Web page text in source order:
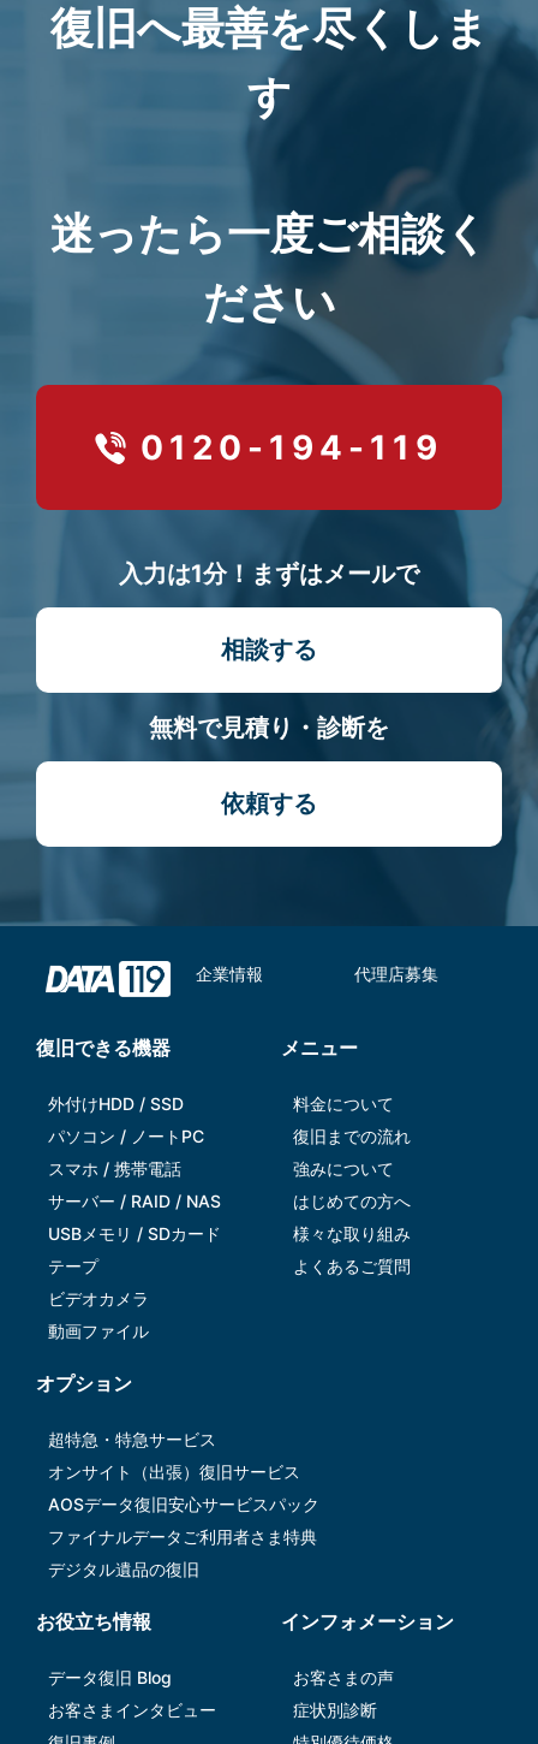
復旧へ最善を尽くしま
す
迷ったら一度ご相談く
ださい
0120-194-119
入力は1分！まずはメールで
相談する
無料で見積り・診断を
依頼する
企業情報 代理店募集
復旧できる機器
外付けHDD / SSD
パソコン / ノートPC
スマホ / 携帯電話
サーバー / RAID / NAS
USBメモリ / SDカード
テープ
ビデオカメラ
動画ファイル
メニュー
料金について
復旧までの流れ
強みについて
はじめての方へ
様々な取り組み
よくあるご質問
オプション
超特急・特急サービス
オンサイト（出張）復旧サービス
AOSデータ復旧安⼼サービスパック
ファイナルデータご利⽤者さま特典
デジタル遺品の復旧
お役立ち情報
データ復旧 Blog
お客さまインタビュー
インフォメーション
お客さまの声
症状別診断